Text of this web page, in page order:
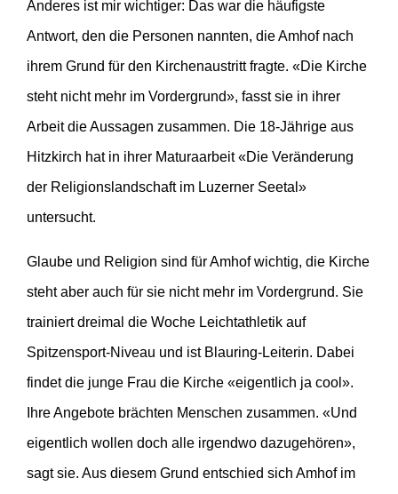
Anderes ist mir wichtiger: Das war die häufigste
Antwort, den die Personen nannten, die Amhof nach
ihrem Grund für den Kirchenaustritt fragte. «Die Kirche
steht nicht mehr im Vordergrund», fasst sie in ihrer
Arbeit die Aussagen zusammen. Die 18-Jährige aus
Hitzkirch hat in ihrer Maturaarbeit «Die Veränderung
der Religionslandschaft im Luzerner Seetal»
untersucht.
Glaube und Religion sind für Amhof wichtig, die Kirche
steht aber auch für sie nicht mehr im Vordergrund. Sie
trainiert dreimal die Woche Leichtathletik auf
Spitzensport-Niveau und ist Blauring-Leiterin. Dabei
findet die junge Frau die Kirche «eigentlich ja cool».
Ihre Angebote brächten Menschen zusammen. «Und
eigentlich wollen doch alle irgendwo dazugehören»,
sagt sie. Aus diesem Grund entschied sich Amhof im